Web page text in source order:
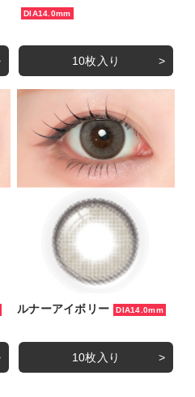
DIA14.0mm
10枚入り
ルナーアイボリー DIA14.0mm
10枚入り